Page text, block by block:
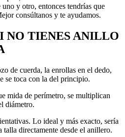
y otro, entonces tendrías que
consúltanos y te ayudamos.
NO TIENES ANILLO
de cuerda, la enrollas en el dedo,
se toca con la del principio.
mida de perímetro, se multiplican
diámetro.
Lo ideal y más exacto, sería
directamente desde el anillero.